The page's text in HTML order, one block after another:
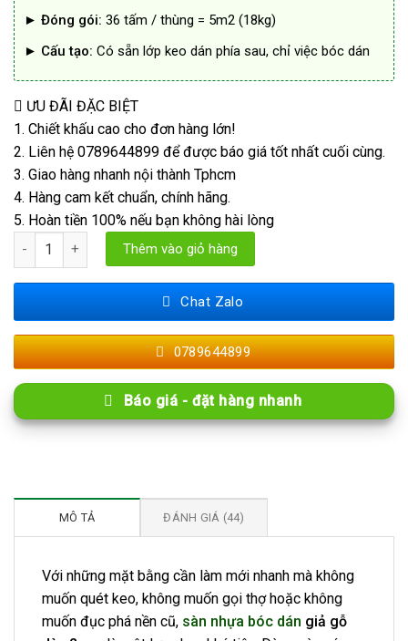
► Đóng gói: 36 tấm / thùng = 5m2 (18kg)
► Cấu tạo: Có sẵn lớp keo dán phía sau, chỉ việc bóc dán
ƯU ĐÃI ĐẶC BIỆT
1. Chiết khấu cao cho đơn hàng lớn!
2. Liên hệ 0789644899 để được báo giá tốt nhất cuối cùng.
3. Giao hàng nhanh nội thành Tphcm
4. Hàng cam kết chuẩn, chính hãng.
5. Hoàn tiền 100% nếu bạn không hài lòng
Sàn Nhựa Bóc Dán Giả Gỗ Dày 2mm TA số lượng
Thêm vào giỏ hàng
Chat Zalo
0789644899
Báo giá - đặt hàng nhanh
MÔ TẢ ĐÁNH GIÁ (44)
Với những mặt bằng cần làm mới nhanh mà không
muốn quét keo, không muốn gọi thợ hoặc không
muốn đục phá nền cũ, sàn nhựa bóc dán giả gỗ